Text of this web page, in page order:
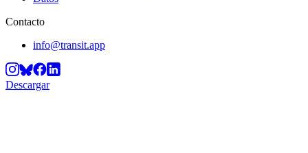
Contacto
info@transit.app
Descargar